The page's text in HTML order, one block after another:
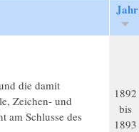
Jahr
die damit
Zeichen- und
am Schlusse des
1892
bis
1893